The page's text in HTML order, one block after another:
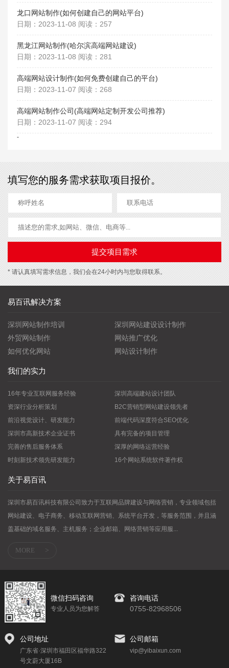
龙口网站制作(如何创建自己的网站平台)
日期：2023-11-08 阅读：257
黑龙江网站制作(哈尔滨高端网站建设)
日期：2023-11-08 阅读：281
高端网站设计制作(如何免费创建自己的平台)
日期：2023-11-07 阅读：268
高端网站制作公司(高端网站定制开发公司推荐)
日期：2023-11-07 阅读：294
-
填写您的服务需求获取项目报价。
* 请认真填写需求信息，我们会在24小时内与您取得联系。
易百讯解决方案
深圳网站制作培训
深圳网站建设设计制作
外贸网站制作
网站推广优化
如何优化网站
网站设计制作
我们的实力
16年专业互联网服务经验
深圳高端建站设计团队
资深行业分析策划
B2C营销型网站建设领先者
前沿视觉设计、研发能力
前端代码深度符合SEO优化
深圳市高新技术企业证书
具有完备的项目管理
完善的售后服务体系
深厚的网络运营经验
时刻新技术领先研发能力
16个网站系统软件著作权
关于易百讯
深圳市易百讯科技有限公司致力于互联网品牌建设与网络营销，专业领域包括
网站建设、电子商务、移动互联网营销、系统平台开发，等服务范围，并且涵
盖基础的域名服务、主机服务；企业邮箱、网络营销等应用服...
MORE >
微信扫码咨询
专业人员为您解答
咨询电话
0755-82968506
公司地址
广东省·深圳市福田区福华路322
号文蔚大厦16B
公司邮箱
vip@yibaixun.com